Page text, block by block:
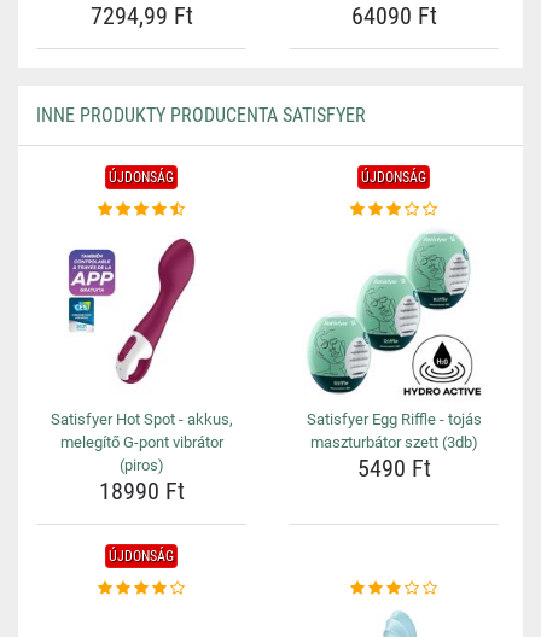
7294,99 Ft 64090 Ft
INNE PRODUKTY PRODUCENTA SATISFYER
ÚJDONSÁG
Satisfyer Hot Spot - akkus,
melegítő G-pont vibrátor
(piros)
18990 Ft
ÚJDONSÁG
Satisfyer Egg Riffle - tojás
maszturbátor szett (3db)
5490 Ft
ÚJDONSÁG